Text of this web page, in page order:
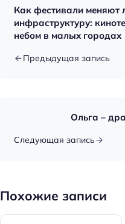
Как фестивали меняют
инфраструктуру:
небом в малых городах
Предыдущая запись
Ольга –
Следующая запись
Похожие записи